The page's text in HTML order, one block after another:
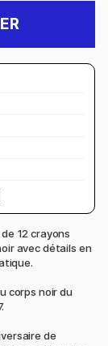
12 crayons
avec détails en
corps noir du
de